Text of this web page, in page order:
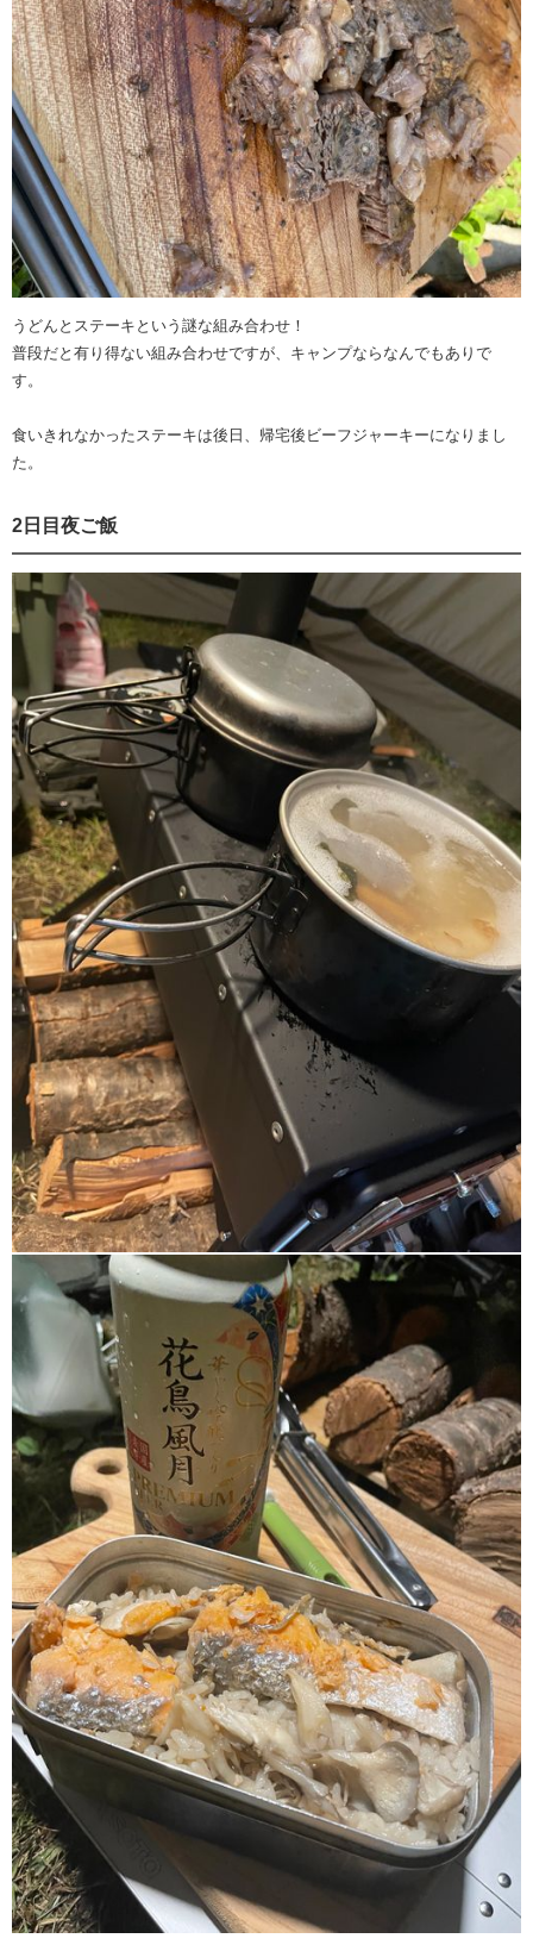
うどんとステーキという謎な組み合わせ！
普段だと有り得ない組み合わせですが、キャンプならなんでもありで
す。
食いきれなかったステーキは後日、帰宅後ビーフジャーキーになりまし
た。
2日目夜ご飯